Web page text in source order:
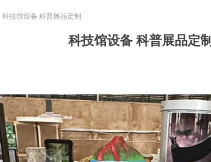
科技馆设备 科普展品定制
科技馆设备 科普展品定制